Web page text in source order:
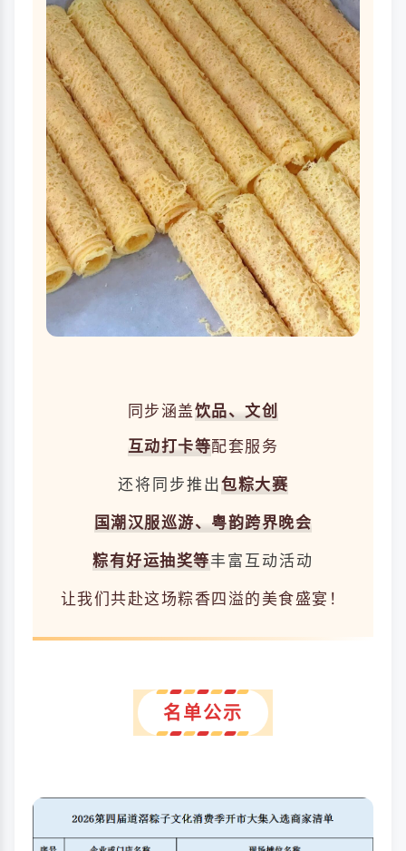
同步涵盖饮品、文创
互动打卡等配套服务
还将同步推出包粽大赛
国潮汉服巡游、粤韵跨界晚会
粽有好运抽奖等丰富互动活动
让我们共赴这场粽香四溢的美食盛宴！
名单公示